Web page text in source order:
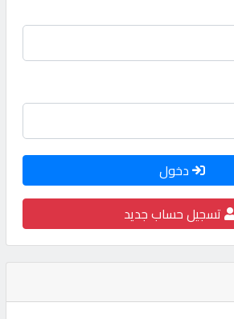
دخول
تسجيل حساب جديد